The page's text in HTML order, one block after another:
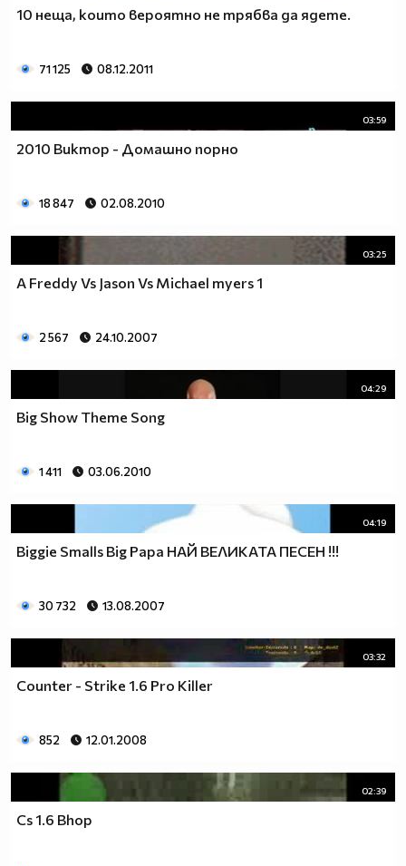
10 неща, които вероятно не трябва да ядете.
71 125 08.12.2011
03:59
2010 Виктор - Домашно порно
18 847 02.08.2010
03:25
A Freddy Vs Jason Vs Michael myers 1
2 567 24.10.2007
04:29
Big Show Theme Song
1 411 03.06.2010
04:19
Biggie Smalls Big Papa НАЙ ВЕЛИКАТА ПЕСЕН !!!
30 732 13.08.2007
03:32
Counter - Strike 1.6 Pro Killer
852 12.01.2008
02:39
Cs 1.6 Bhop